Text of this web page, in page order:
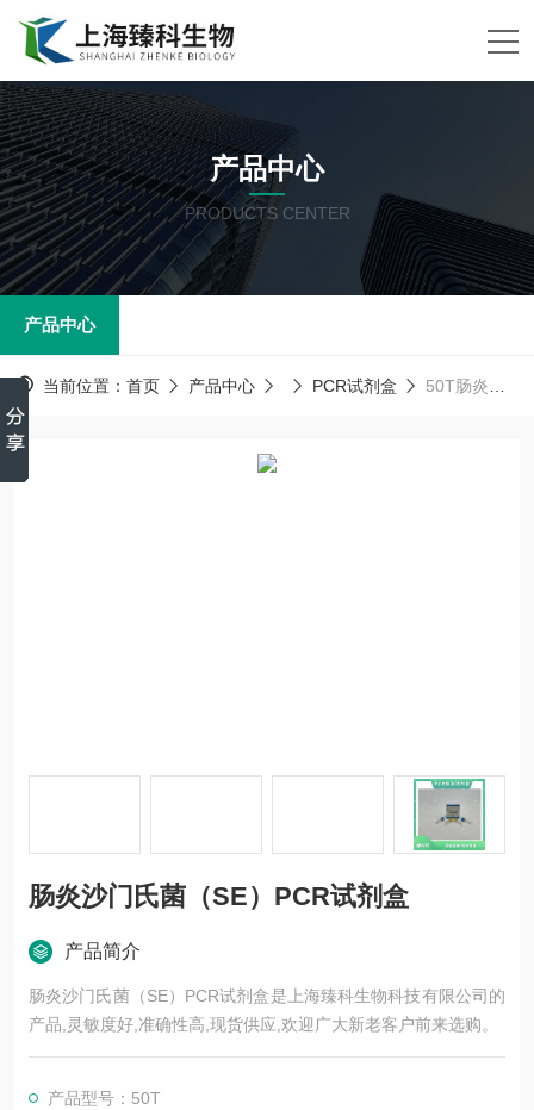
产品中心
PRODUCTS CENTER
产品中心
当前位置： 首页 产品中心 PCR试剂盒 50T肠炎沙门氏菌（SE）PCR试剂盒
肠炎沙门氏菌（SE）PCR试剂盒
产品简介
肠炎沙门氏菌（SE）PCR试剂盒是上海臻科生物科技有限公司的
产品,灵敏度好,准确性高,现货供应,欢迎广大新老客户前来选购。
产品型号：50T